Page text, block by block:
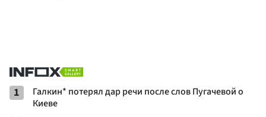
1
Галкин* потерял дар речи после слов Пугачевой о
Киеве